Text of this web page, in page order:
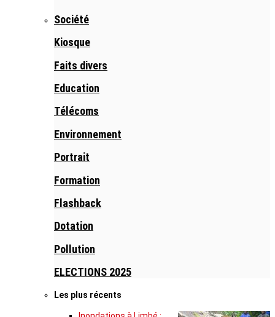
Société
Kiosque
Faits divers
Education
Télécoms
Environnement
Portrait
Formation
Flashback
Dotation
Pollution
ELECTIONS 2025
Les plus récents